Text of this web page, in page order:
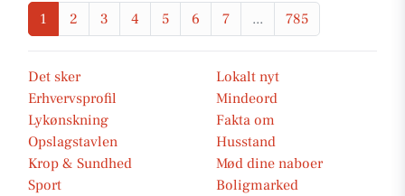
1 2 3 4 5 6 7 ... 785
Det sker
Lokalt nyt
Erhvervsprofil
Mindeord
Lykønskning
Fakta om
Opslagstavlen
Husstand
Krop & Sundhed
Mød dine naboer
Sport
Boligmarked